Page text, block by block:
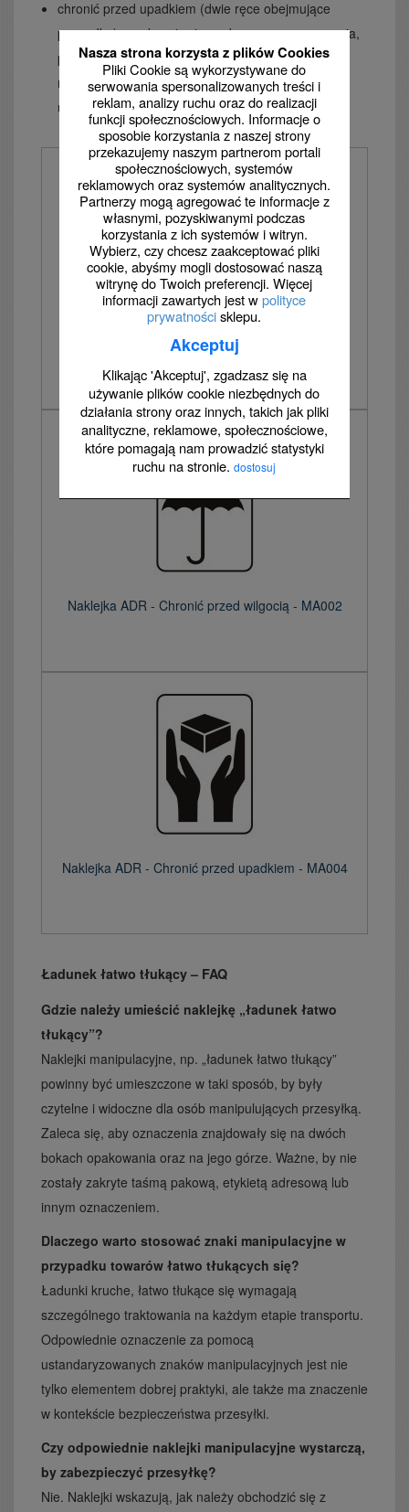
Nasza strona korzysta z plików Cookies
Pliki Cookie są wykorzystywane do
serwowania spersonalizowanych treści i
reklam, analizy ruchu oraz do realizacji
funkcji społecznościowych. Informacje o
sposobie korzystania z naszej strony
przekazujemy naszym partnerom portali
społecznościowych, systemów
reklamowych oraz systemów analitycznych.
Partnerzy mogą agregować te informacje z
własnymi, pozyskiwanymi podczas
korzystania z ich systemów i witryn.
Wybierz, czy chcesz zaakceptować pliki
cookie, abyśmy mogli dostosować naszą
witrynę do Twoich preferencji. Więcej
informacji zawartych jest wpolityce
prywatnościsklepu.
Akceptuj
Klikając 'Akceptuj', zgadzasz się na
używanie plików cookie niezbędnych do
działania strony oraz innych, takich jak pliki
analityczne, reklamowe, społecznościowe,
które pomagają nam prowadzić statystyki
ruchu na stronie.dostosuj
chronić przed upadkiem (dwie ręce obejmujące
przesyłkę) – wskazuje, że podczas magazynowania,
przeładunku i transportu należy przesyłką
manipulować w taki sposób, by uniknąć jej
upuszczenia, zrzucenia itp.
Naklejka ADR - Góra ładunku - MA001
Naklejka ADR - Chronić przed wilgocią - MA002
Naklejka ADR - Chronić przed upadkiem - MA004
Ładunek łatwo tłukący – FAQ
Gdzie należy umieścić naklejkę „ładunek łatwo
tłukący”?
Naklejki manipulacyjne, np. „ładunek łatwo tłukący”
powinny być umieszczone w taki sposób, by były
czytelne i widoczne dla osób manipulujących przesyłką.
Zaleca się, aby oznaczenia znajdowały się na dwóch
bokach opakowania oraz na jego górze. Ważne, by nie
zostały zakryte taśmą pakową, etykietą adresową lub
innym oznaczeniem.
Dlaczego warto stosować znaki manipulacyjne w
przypadku towarów łatwo tłukących się?
Ładunki kruche, łatwo tłukące się wymagają
szczególnego traktowania na każdym etapie transportu.
Odpowiednie oznaczenie za pomocą
ustandaryzowanych znaków manipulacyjnych jest nie
tylko elementem dobrej praktyki, ale także ma znaczenie
w kontekście bezpieczeństwa przesyłki.
Czy odpowiednie naklejki manipulacyjne wystarczą,
by zabezpieczyć przesyłkę?
Nie. Naklejki wskazują, jak należy obchodzić się z